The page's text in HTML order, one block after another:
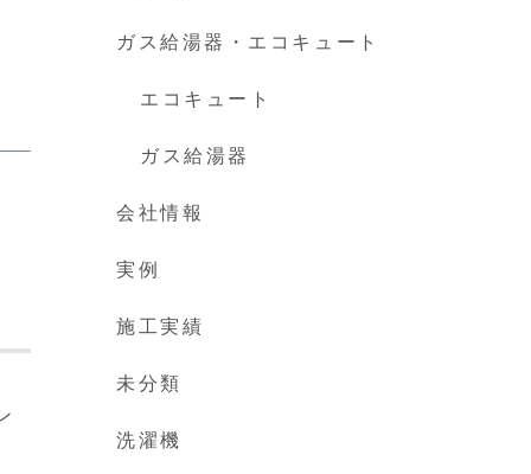
ガス給湯器・エコキュート
エコキュート
ガス給湯器
会社情報
実例
施工実績
未分類
洗濯機